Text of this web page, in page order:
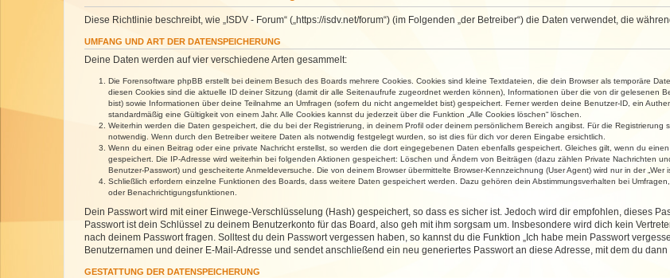
Diese Richtlinie beschreibt, wie „ISDV - Forum“ („https://isdv.net/forum“) (im Folgenden „der Betreiber“) die Daten verwendet, die
UMFANG UND ART DER DATENSPEICHERUNG
Deine Daten werden auf vier verschiedene Arten gesammelt:
Die Forensoftware phpBB erstellt bei deinem Besuch des Boards mehrere Cookies. Cookies sind kleine Textdateien, die dein Browser als temporäre
diesen Cookies sind die aktuelle ID deiner Sitzung (damit dir alle Seitenaufrufe zugeordnet werden können), Informationen über die von dir gelesenen
bist) sowie Informationen über deine Teilnahme an Umfragen (sofern du nicht angemeldet bist) gespeichert. Ferner werden deine Benutzer-ID, ein
standardmäßig eine Gültigkeit von einem Jahr. Alle Cookies kannst du jederzeit über die Funktion „Alle Cookies löschen“ löschen.
Weiterhin werden die Daten gespeichert, die du bei der Registrierung, in deinem Profil oder deinem persönlichem Bereich angibst. Für die
notwendig. Wenn durch den Betreiber weitere Daten als notwendig festgelegt wurden, so ist dies für dich vor deren Eingabe ersichtlich.
Wenn du einen Beitrag oder eine private Nachricht erstellst, so werden die dort eingegebenen Daten ebenfalls gespeichert. Gleiches gilt, wenn du
gespeichert. Die IP-Adresse wird weiterhin bei folgenden Aktionen gespeichert: Löschen und Ändern von Beiträgen (dazu zählen Private Nachrichten
Benutzer-Passwort) und gescheiterte Anmeldeversuche. Die von deinem Browser übermittelte Browser-Kennzeichnung (User Agent) wird nur in der
Schließlich erfordern einzelne Funktionen des Boards, dass weitere Daten gespeichert werden. Dazu gehören dein Abstimmungsverhalten bei
oder Benachrichtigungsfunktionen.
Dein Passwort wird mit einer Einwege-Verschlüsselung (Hash) gespeichert, so dass es sicher ist. Jedoch wird dir empfohlen, dieses
Passwort ist dein Schlüssel zu deinem Benutzerkonto für das Board, also geh mit ihm sorgsam um. Insbesondere wird dich kein
nach deinem Passwort fragen. Solltest du dein Passwort vergessen haben, so kannst du die Funktion „Ich habe mein Passwort
Benutzernamen und deiner E-Mail-Adresse und sendet anschließend ein neu generiertes Passwort an diese Adresse, mit dem du
GESTATTUNG DER DATENSPEICHERUNG